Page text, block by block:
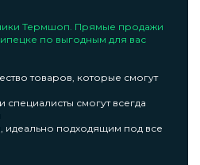
Термшоп. Прямые продажи
по выгодным для вас
товаров, которые смогут
смогут всегда
идеально подходящим под все